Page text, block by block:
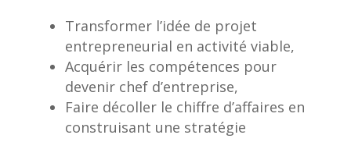
Transformer l’idée de projet
entrepreneurial en activité viable,
Acquérir les compétences pour
devenir chef d’entreprise,
Faire décoller le chiffre d’affaires en
construisant une stratégie